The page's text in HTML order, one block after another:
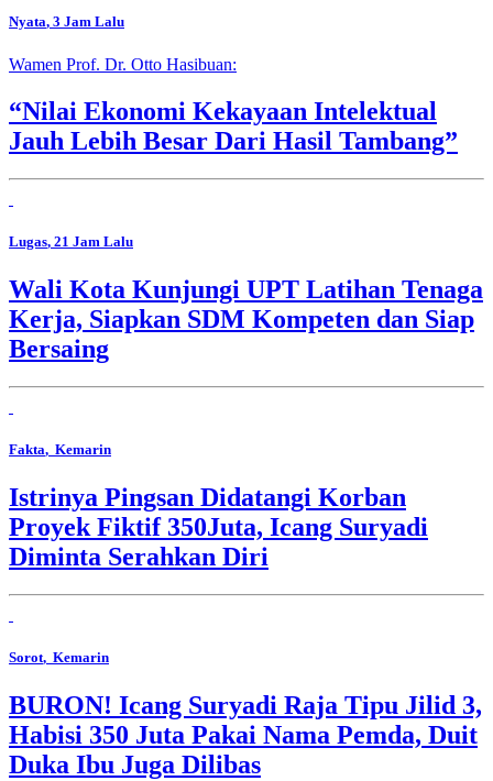
Nyata, 3 Jam Lalu
Wamen Prof. Dr. Otto Hasibuan:
“Nilai Ekonomi Kekayaan Intelektual
Jauh Lebih Besar Dari Hasil Tambang”
Lugas, 21 Jam Lalu
Wali Kota Kunjungi UPT Latihan Tenaga
Kerja, Siapkan SDM Kompeten dan Siap
Bersaing
Fakta, Kemarin
Istrinya Pingsan Didatangi Korban
Proyek Fiktif 350Juta, Icang Suryadi
Diminta Serahkan Diri
Sorot, Kemarin
BURON! Icang Suryadi Raja Tipu Jilid 3,
Habisi 350 Juta Pakai Nama Pemda, Duit
Duka Ibu Juga Dilibas